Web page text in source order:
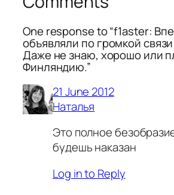
One response to “f1aster:
объявляли по громкой
Даже не знаю, хорошо или
Финляндию.”
21 June 2012
Наталья
Это полное
будешь наказан
Log in to Reply